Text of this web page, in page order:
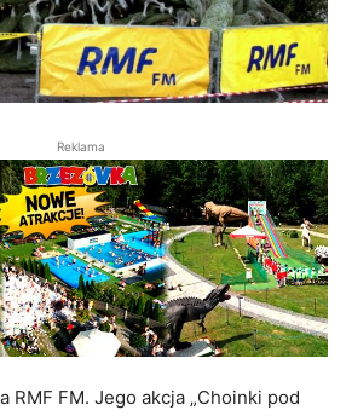
Reklama
RMF FM. Jego akcja „Choinki pod